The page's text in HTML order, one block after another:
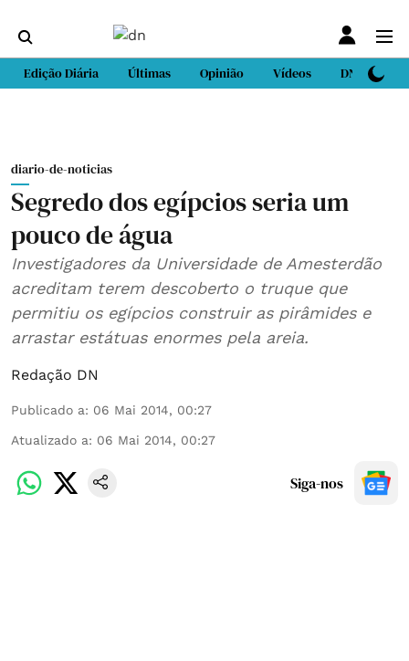
Edição Diária Últimas Opinião Vídeos DN Sport
diario-de-noticias
Segredo dos egípcios seria um
pouco de água
Investigadores da Universidade de Amesterdão
acreditam terem descoberto o truque que
permitiu os egípcios construir as pirâmides e
arrastar estátuas enormes pela areia.
Redação DN
Publicado a: 06 Mai 2014, 00:27
Atualizado a: 06 Mai 2014, 00:27
Siga-nos